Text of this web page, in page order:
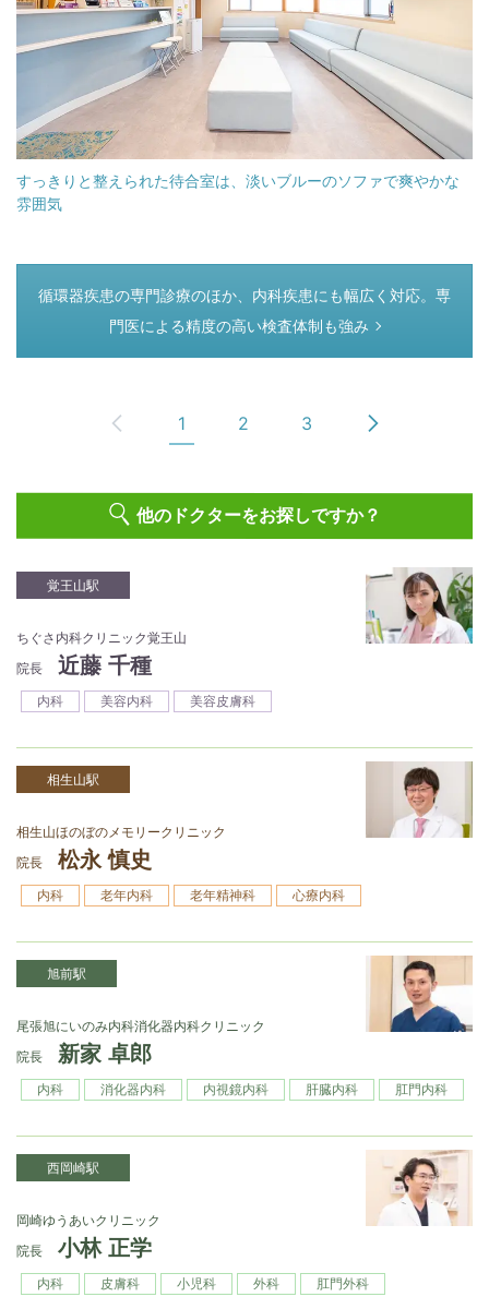
すっきりと整えられた待合室は、淡いブルーのソファで爽やかな
雰囲気
つぎのページ
循環器疾患の専門診療のほか、内科疾患にも幅広く対応。専
門医による精度の高い検査体制も強み
1 2 3
他のドクターをお探しですか？
覚王山駅
ちぐさ内科クリニック覚王山
院長
近藤 千種
内科 美容内科 美容皮膚科
相生山駅
相生山ほのぼのメモリークリニック
院長
松永 慎史
内科 老年内科 老年精神科 心療内科
旭前駅
尾張旭にいのみ内科消化器内科クリニック
院長
新家 卓郎
内科 消化器内科 内視鏡内科 肝臓内科 肛門内科
西岡崎駅
岡崎ゆうあいクリニック
院長
小林 正学
内科 皮膚科 小児科 外科 肛門外科